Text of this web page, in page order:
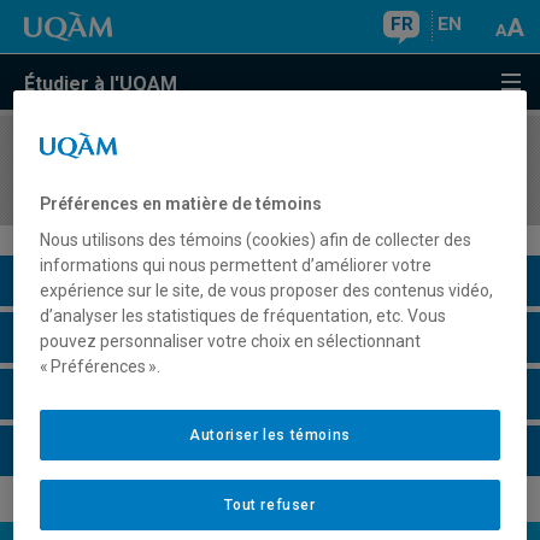
FR EN
Étudier à l'UQAM
COURS//
Description du cours
Horaire - Été 2026
Préférences en matière de témoins
Nous utilisons des témoins (cookies) afin de collecter des
informations qui nous permettent d’améliorer votre
expérience sur le site, de vous proposer des contenus vidéo,
d’analyser les statistiques de fréquentation, etc. Vous
pouvez personnaliser votre choix en sélectionnant
« Préférences ».
Tout refuser
Autoriser les témoins